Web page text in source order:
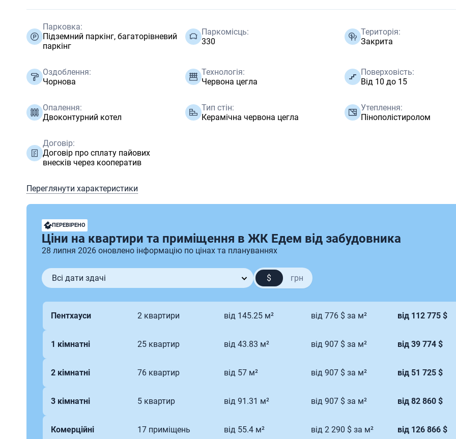
Парковка:
Підземний паркінг, багаторівневий
паркінг
Паркомісць:
330
Територія:
Закрита
Оздоблення:
Чорнова
Технологія:
Червона цегла
Поверховість:
Від 10 до 15
Опалення:
Двоконтурний котел
Тип стін:
Керамічна червона цегла
Утеплення:
Пінополістиролом
Договір:
Договір про сплату пайових
внесків через кооператив
Переглянути характеристики
ПЕРЕВІРЕНО
Ціни на квартири та приміщення в ЖК Едем від забудовника
28 липня 2026 оновлено інформацію по цінах та плануваннях
Всі дати здачі $ грн
Пентхауси 2 квартири від 145.25 м² від 776 $ за м² від 112 775 $
1 кімнатні 25 квартир від 43.83 м² від 907 $ за м² від 39 774 $
2 кімнатні 76 квартир від 57 м² від 907 $ за м² від 51 725 $
3 кімнатні 5 квартир від 91.31 м² від 907 $ за м² від 82 860 $
Комерційні 17 приміщень від 55.4 м² від 2 290 $ за м² від 126 866 $